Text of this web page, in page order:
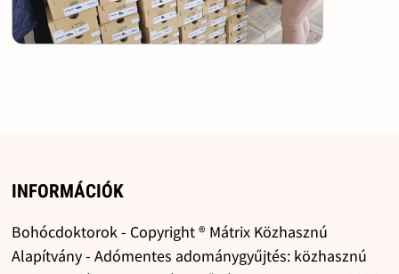
INFORMÁCIÓK
Bohócdoktorok - Copyright ® Mátrix Közhasznú
Alapítvány - Adómentes adománygyűjtés: közhasznú